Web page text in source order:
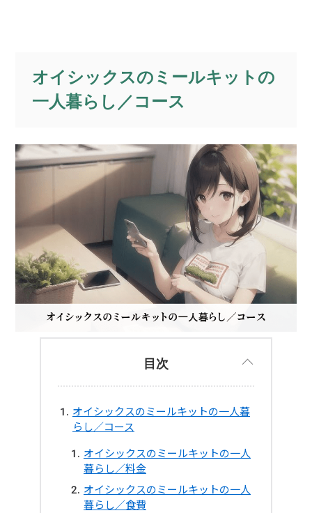
オイシックスのミールキットの
一人暮らし／コース
目次
オイシックスのミールキットの一人暮
らし／コース
オイシックスのミールキットの一人
暮らし／料金
オイシックスのミールキットの一人
暮らし／食費